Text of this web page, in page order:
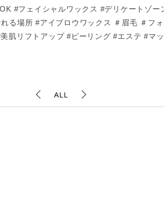
#フェイシャルワックス #デリケートゾ
る場所 #アイブロウワックス ＃眉毛 ＃フ
肌リフトアップ #ピーリング #エステ #マ
ALL